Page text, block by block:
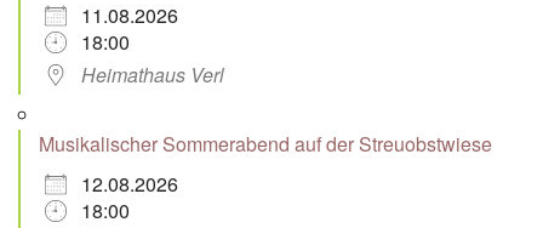
11.08.2026
18:00
Heimathaus Verl
Musikalischer Sommerabend auf der Streuobstwiese
12.08.2026
18:00